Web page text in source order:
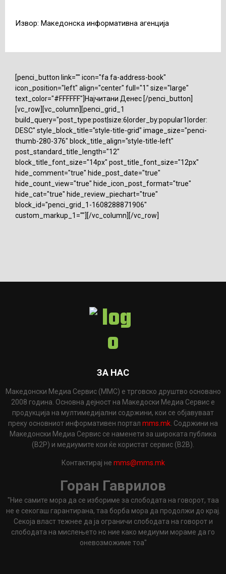
Извор: Македонска информативна агенција
[penci_button link="" icon="fa fa-address-book"
icon_position="left" align="center" full="1" size="large"
text_color="#FFFFFF"]Најчитани Денес [/penci_button]
[vc_row][vc_column][penci_grid_1
build_query="post_type:post|size:6|order_by:popular1|order:
DESC" style_block_title="style-title-grid" image_size="penci-
thumb-280-376" block_title_align="style-title-left"
post_standard_title_length="12"
block_title_font_size="14px" post_title_font_size="12px"
hide_comment="true" hide_post_date="true"
hide_count_view="true" hide_icon_post_format="true"
hide_cat="true" hide_review_piechart="true"
block_id="penci_grid_1-1608288871906"
custom_markup_1=""][/vc_column][/vc_row]
ЗА НАС
Македонски Медиа Сервис (ММС) е трговско друштво основано
2008 година. Основна дејност на Македоски Медиа Сервис е
продукција на мултимедијални содржини, кои се објавуваат
преку основниот информативен портал mms.mk . Содржини на
Македонски Медиа Сервис се наменети за широката публика
(B2P) и медиумите кои ќе користат сервис (B2B).
Контактирај не mms@mms.mk
Горан Гаврилов
"Ние самите мора да се избориме за слободата на говорот, таа
не е секогаш гарантирана, таа борба мора да продолжи до крај.
Секоја власт тежнее да ја ограничи слободата на говорот и
слободата на мислењето но ние како медиуми мораме да го
оневозможиме тоа"